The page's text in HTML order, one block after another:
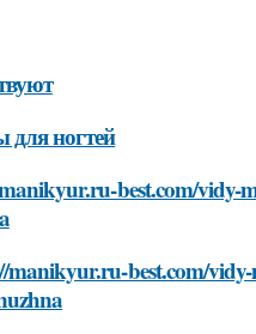
для ногтей
best.com/vidy-
best.com/